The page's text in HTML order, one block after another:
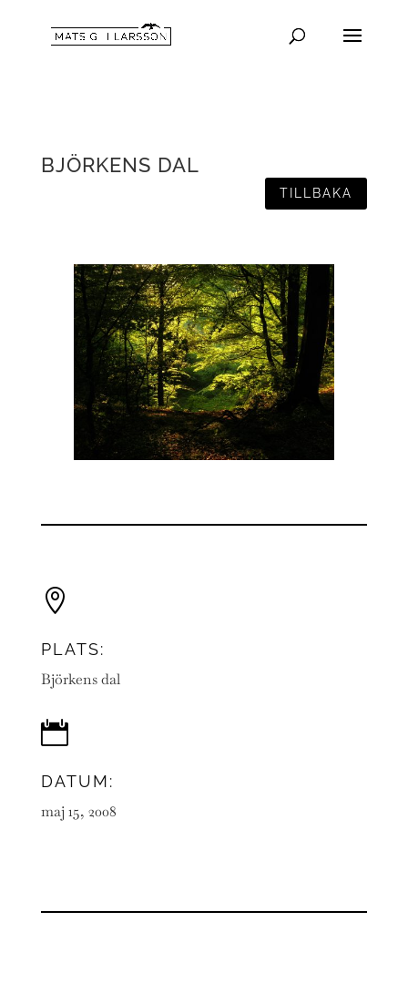
BJÖRKENS DAL
TILLBAKA

PLATS:
Björkens dal

DATUM:
maj 15, 2008